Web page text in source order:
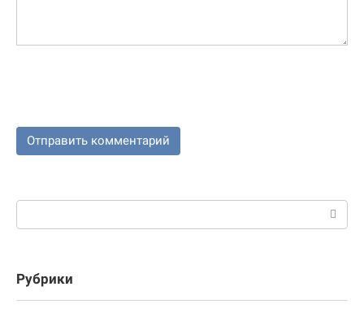
Поиск:
Рубрики